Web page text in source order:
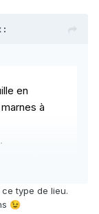
:
en
à
...très
de ne pas
type de lieu.
😉